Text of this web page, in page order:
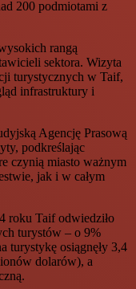
200 podmiotami z
rangą
sektora. Wizyta
turystycznych w Taif,
infrastruktury i
Agencję Prasową
podkreślając
czynią miasto ważnym
jak i w całym
roku Taif odwiedziło
turystów – o 9%
turystykę osiągnęły 3,4
dolarów), a